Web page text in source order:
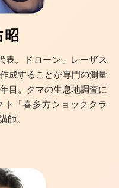
昭
。ドローン、レーザス
成することが専門の測量
目。クマの生息地調査に
「喜多方ショッククラ
師。